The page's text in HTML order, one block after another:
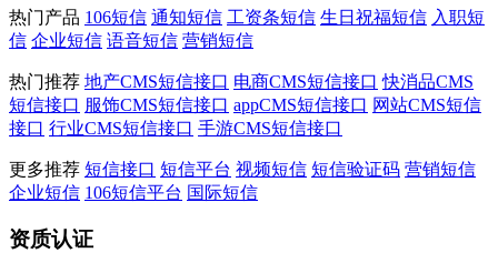
热门产品 106短信 通知短信 工资条短信 生日祝福短信 入职短
信 企业短信 语音短信 营销短信
热门推荐 地产CMS短信接口 电商CMS短信接口 快消品CMS
短信接口 服饰CMS短信接口 appCMS短信接口 网站CMS短信
接口 行业CMS短信接口 手游CMS短信接口
更多推荐 短信接口 短信平台 视频短信 短信验证码 营销短信
企业短信 106短信平台 国际短信
资质认证